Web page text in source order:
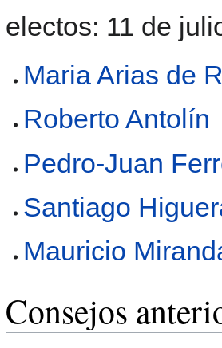
electos: 11 de
Maria Arias de
Roberto Antolín
Pedro-Juan
Santiago
Mauricio
Consejos